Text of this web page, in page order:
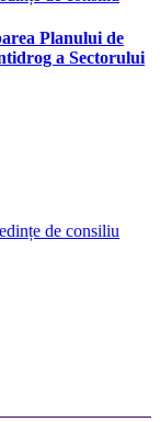
Planului de
a Sectorului
de consiliu